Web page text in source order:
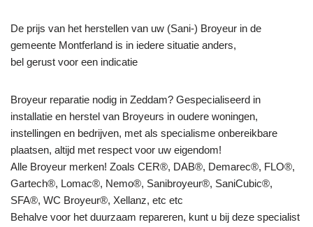
De prijs van het herstellen van uw (Sani-) Broyeur in de
gemeente Montferland is in iedere situatie anders,
bel gerust voor een indicatie
Broyeur reparatie nodig in Zeddam? Gespecialiseerd in
installatie en herstel van Broyeurs in oudere woningen,
instellingen en bedrijven, met als specialisme onbereikbare
plaatsen, altijd met respect voor uw eigendom!
Alle Broyeur merken! Zoals CER®, DAB®, Demarec®, FLO®,
Gartech®, Lomac®, Nemo®, Sanibroyeur®, SaniCubic®,
SFA®, WC Broyeur®, Xellanz, etc etc
Behalve voor het duurzaam repareren, kunt u bij deze specialist